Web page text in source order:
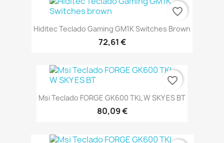
Hiditec Teclado Gaming GM1K Switches Brown
72,61 €
favorite_border
Msi Teclado FORGE GK600 TKL W SKY ES BT
80,09 €
favorite_border